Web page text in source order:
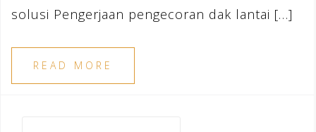
solusi Pengerjaan pengecoran dak lantai […]
READ MORE